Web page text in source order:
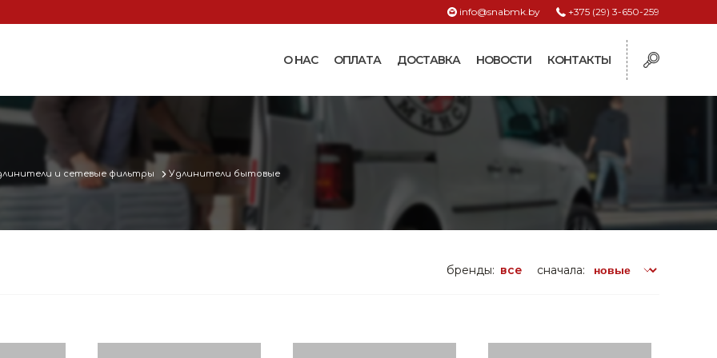
+375 (29) 3-650-259
info@snabmk.by
О НАС ОПЛАТА ДОСТАВКА НОВОСТИ КОНТАКТЫ
аппаратов
Машинки и ножницы для
Термошкафы
Поилки и кормушки
Бункерные кормушки и
и сетевые фильтры Удлинители бытовые
сначала:
бренды: все